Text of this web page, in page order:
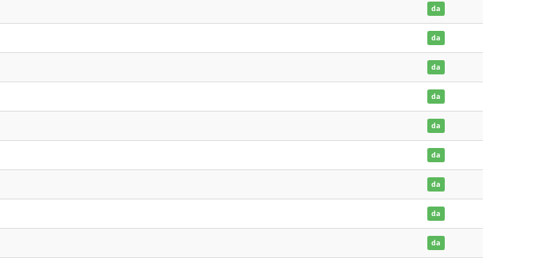
da
da
da
da
da
da
da
da
da